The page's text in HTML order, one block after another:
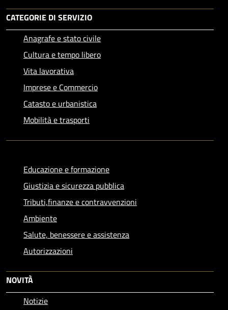
CATEGORIE DI SERVIZIO
Anagrafe e stato civile
Cultura e tempo libero
Vita lavorativa
Imprese e Commercio
Catasto e urbanistica
Mobilità e trasporti
Educazione e formazione
Giustizia e sicurezza pubblica
Tributi,finanze e contravvenzioni
Ambiente
Salute, benessere e assistenza
Autorizzazioni
NOVITÀ
Notizie